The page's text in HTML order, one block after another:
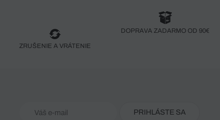
ZRUŠENIE A VRÁTENIE
DOPRAVA ZADARMO OD 90€
PRIHLÁSTE SA